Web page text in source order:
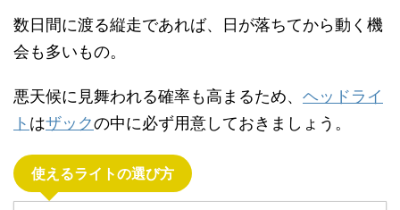
数日間に渡る縦走であれば、日が落ちてから動く機
会も多いもの。
悪天候に見舞われる確率も高まるため、 ヘッドライ
ト はザックの中に必ず用意しておきましょう。
使えるライトの選び方